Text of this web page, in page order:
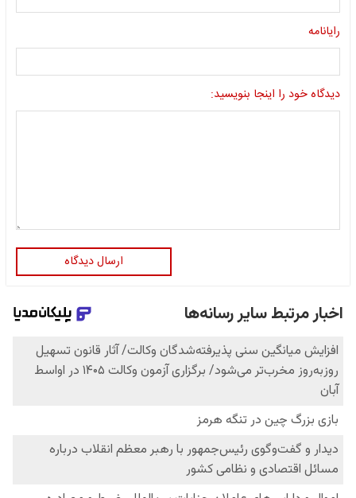
رایانامه
دیدگاه خود را اینجا بنویسید:
ارسال دیدگاه